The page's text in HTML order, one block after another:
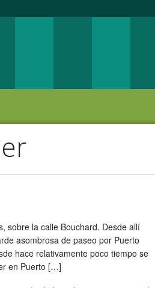
sobre la calle Bouchard. Desde allí
asombrosa de paseo por Puerto
hace relativamente poco tiempo se
en Puerto […]